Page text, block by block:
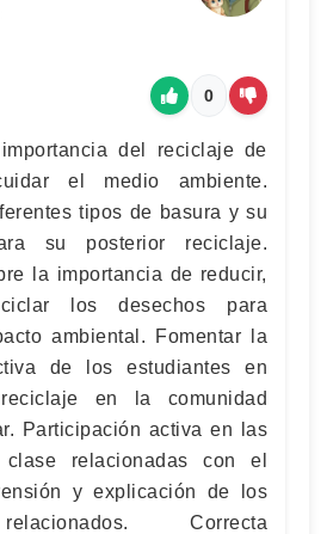
0
del reciclaje de
el medio ambiente.
tipos de basura y su
su posterior reciclaje.
la importancia de reducir,
los desechos para
ambiental. Fomentar la
de los estudiantes en
en la comunidad
Participación activa en las
relacionadas con el
y explicación de los
Correcta